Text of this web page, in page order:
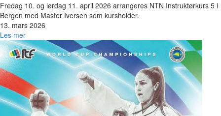
Fredag 10. og lørdag 11. april 2026 arrangeres NTN Instruktørkurs 5 i
Bergen med Master Iversen som kursholder.
13. mars 2026
Les mer
Bilde